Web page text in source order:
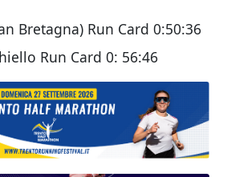
Bretagna) Run Card 0:50:36
Run Card 0: 56:46